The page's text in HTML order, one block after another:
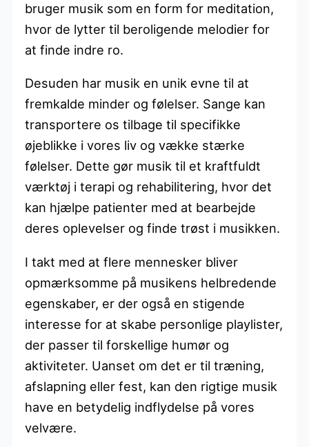
bruger musik som en form for meditation,
hvor de lytter til beroligende melodier for
at finde indre ro.
Desuden har musik en unik evne til at
fremkalde minder og følelser. Sange kan
transportere os tilbage til specifikke
øjeblikke i vores liv og vække stærke
følelser. Dette gør musik til et kraftfuldt
værktøj i terapi og rehabilitering, hvor det
kan hjælpe patienter med at bearbejde
deres oplevelser og finde trøst i musikken.
I takt med at flere mennesker bliver
opmærksomme på musikens helbredende
egenskaber, er der også en stigende
interesse for at skabe personlige playlister,
der passer til forskellige humør og
aktiviteter. Uanset om det er til træning,
afslapning eller fest, kan den rigtige musik
have en betydelig indflydelse på vores
velvære.